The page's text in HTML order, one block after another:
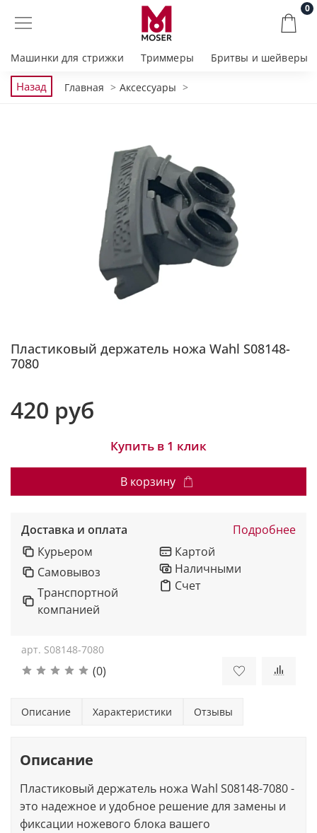
0
Машинки для стрижки Триммеры Бритвы и шейверы
Назад Главная Аксессуары
арт. S08148-7080
(0)
Пластиковый держатель ножа Wahl S08148-
7080
420 руб
Купить в 1 клик
В корзину
Доставка и оплата
Подробнее
Курьером
Самовывоз
Транспортной
компанией
Картой
Наличными
Счет
Описание Характеристики Отзывы
Описание
Пластиковый держатель ножа Wahl S08148-7080 -
это надежное и удобное решение для замены и
фиксации ножевого блока вашего